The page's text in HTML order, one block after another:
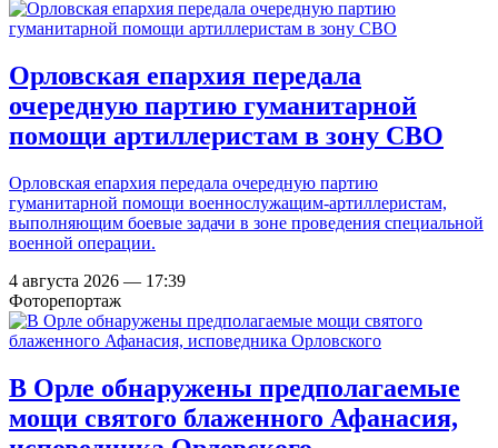
Орловская епархия передала
очередную партию гуманитарной
помощи артиллеристам в зону СВО
Орловская епархия передала очередную партию
гуманитарной помощи военнослужащим-артиллеристам,
выполняющим боевые задачи в зоне проведения специальной
военной операции.
4 августа 2026 — 17:39
Фоторепортаж
В Орле обнаружены предполагаемые
мощи святого блаженного Афанасия,